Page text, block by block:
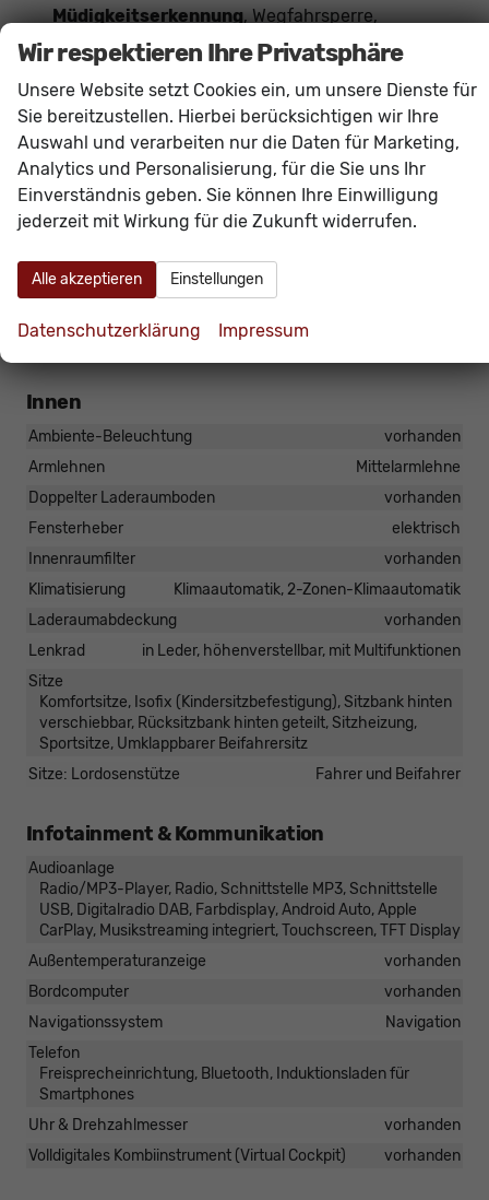
Müdigkeitserkennung, Wegfahrsperre,
Zentralverriegelung mit Funkfernbedienung,
Connect
Navigation bequem über Smartphone-
Apps wie Google Maps oder Apple Karten
möglich)
Das Fahrzeug verfügt über kein fest verbautes
Navigationssystem. DurchApple CarPlay /
kompatible Smartphone-Apps (z.B. Google Maps
möglich.
Innen
Ambiente-Beleuchtung
vorhanden
Armlehnen
Mittelarmlehne
Doppelter Laderaumboden
vorhanden
Fensterheber
elektrisch
Innenraumfilter
vorhanden
Klimatisierung
Klimaautomatik, 2-Zonen-Klimaautomatik
Laderaumabdeckung
vorhanden
Lenkrad
in Leder, höhenverstellbar, mit Multifunktionen
Sitze
Komfortsitze, Isofix (Kindersitzbefestigung), Sitzbank hinten
verschiebbar, Rücksitzbank hinten geteilt, Sitzheizung,
Sportsitze, Umklappbarer Beifahrersitz
Sitze: Lordosenstütze
Fahrer und Beifahrer
Infotainment & Kommunikation
Audioanlage
Radio/MP3-Player, Radio, Schnittstelle MP3, Schnittstelle
USB, Digitalradio DAB, Farbdisplay, Android Auto, Apple
CarPlay, Musikstreaming integriert, Touchscreen, TFT Display
Außentemperaturanzeige
vorhanden
Bordcomputer
vorhanden
Navigationssystem
Navigation
Telefon
Freisprecheinrichtung, Bluetooth, Induktionsladen für
Smartphones
Uhr & Drehzahlmesser
vorhanden
Volldigitales Kombiinstrument (Virtual Cockpit)
vorhanden
Wir respektieren Ihre Privatsphäre
Unsere Website setzt Cookies ein, um unsere Dienste für
Sie bereitzustellen. Hierbei berücksichtigen wir Ihre
Auswahl und verarbeiten nur die Daten für Marketing,
Analytics und Personalisierung, für die Sie uns Ihr
Einverständnis geben. Sie können Ihre Einwilligung
jederzeit mit Wirkung für die Zukunft widerrufen.
Alle akzeptieren Einstellungen
Datenschutzerklärung Impressum